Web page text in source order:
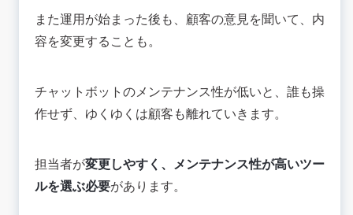
また運用が始まった後も、顧客の意見を聞いて、内
容を変更することも。
チャットボットのメンテナンス性が低いと、誰も操
作せず、ゆくゆくは顧客も離れていきます。
担当者が変更しやすく、メンテナンス性が高いツー
ルを選ぶ必要があります。